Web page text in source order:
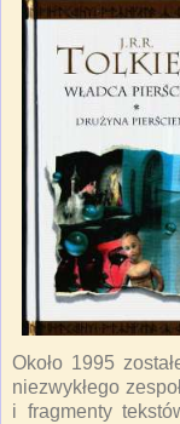
Około 1995
niezwykłego
i fragmenty